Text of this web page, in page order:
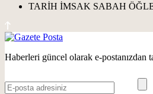
TARİH İMSAK SABAH
Haberleri güncel olarak e-postanızdan